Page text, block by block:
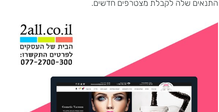
התנאים שלה לקבלת מצטרפים חדשים.